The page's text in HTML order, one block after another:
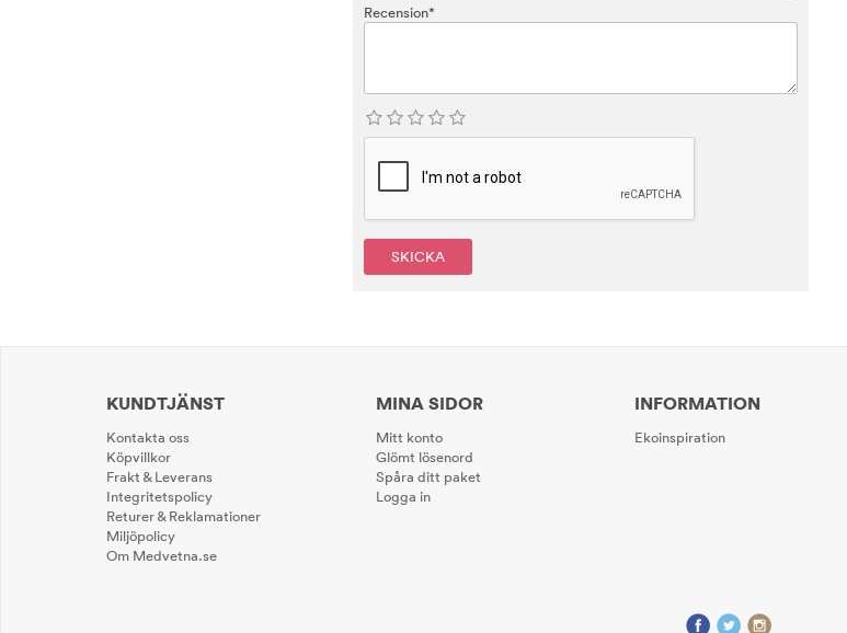
Recension*
SKICKA
KUNDTJÄNST
Kontakta oss
Köpvillkor
Frakt & Leverans
Integritetspolicy
Returer & Reklamationer
Miljöpolicy
Om Medvetna.se
MINA SIDOR
Mitt konto
Glömt lösenord
Spåra ditt paket
Logga in
INFORMATION
Ekoinspiration